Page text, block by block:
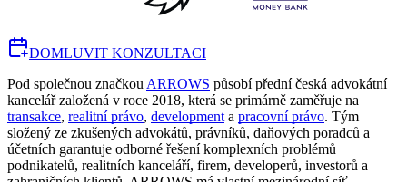
DOMLUVIT KONZULTACI
Pod společnou značkou ARROWS působí přední česká advokátní
kancelář založená v roce 2018, která se primárně zaměřuje na
transakce, realitní právo, development a pracovní právo. Tým
složený ze zkušených advokátů, právníků, daňových poradců a
účetních garantuje odborné řešení komplexních problémů
podnikatelů, realitních kanceláří, firem, developerů, investorů a